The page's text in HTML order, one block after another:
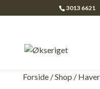
3013 6621
Forside/Shop /